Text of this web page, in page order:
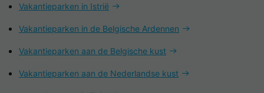
Vakantieparken in Istrië
Vakantieparken in de Belgische Ardennen
Vakantieparken aan de Belgische kust
Vakantieparken aan de Nederlandse kust